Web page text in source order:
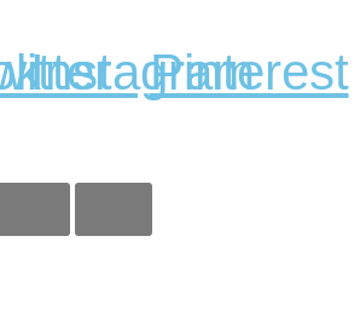
Instagram
Pinterest